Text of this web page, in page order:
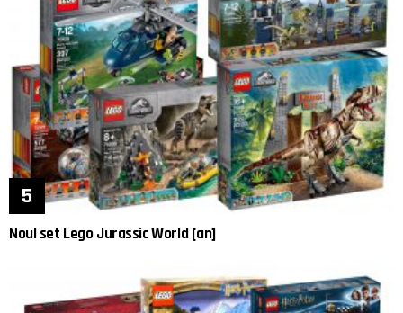
Noul set Lego Jurassic World [an]